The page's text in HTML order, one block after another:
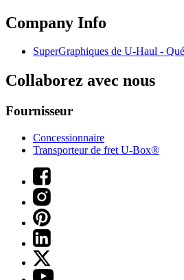
Company Info
SuperGraphiques de U-Haul -
Collaborez avec nous
Fournisseur
Concessionnaire
Transporteur de fret U-Box®